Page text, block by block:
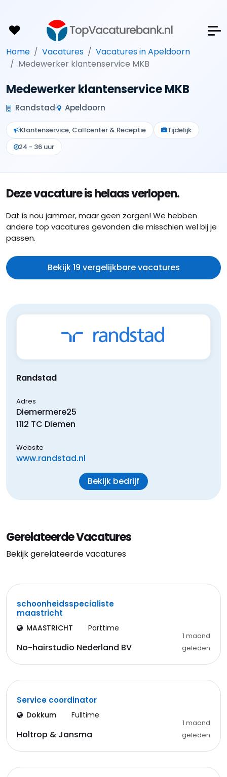
Home Vacatures
Vacatures in Apeldoorn
Medewerker klantenservice MKB
Medewerker klantenservice MKB
Randstad Apeldoorn
Klantenservice, Callcenter & Receptie
Tijdelijk
24 - 36 uur
Deze vacature is helaas verlopen.
Dat is nou jammer, maar geen zorgen! We hebben
andere top vacatures gevonden die misschien wel bij je
passen.
Bekijk 19 vergelijkbare vacatures
Randstad
Adres
Diemermere25
1112 TC Diemen
Website
www.randstad.nl
Bekijk bedrijf
Gerelateerde Vacatures
Bekijk gerelateerde vacatures
schoonheidsspecialiste
maastricht
MAASTRICHT Parttime
No-hairstudio Nederland BV
1 maand
geleden
Service coordinator
Dokkum Fulltime
Holtrop & Jansma
1 maand
geleden